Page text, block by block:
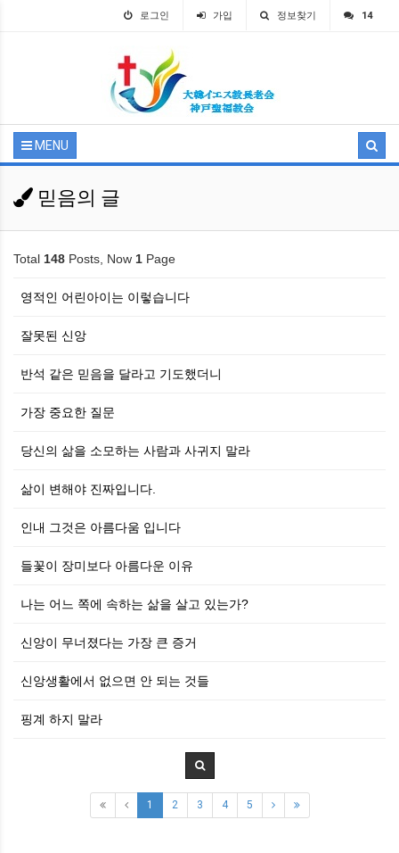
로그인 가입 정보찾기 14
MENU
믿음의 글
Total 148 Posts, Now 1 Page
영적인 어린아이는 이렇습니다
잘못된 신앙
반석 같은 믿음을 달라고 기도했더니
가장 중요한 질문
당신의 삶을 소모하는 사람과 사귀지 말라
삶이 변해야 진짜입니다.
인내 그것은 아름다움 입니다
들꽃이 장미보다 아름다운 이유
나는 어느 쪽에 속하는 삶을 살고 있는가?
신앙이 무너졌다는 가장 큰 증거
신앙생활에서 없으면 안 되는 것들
핑계 하지 말라
1 2 3 4 5